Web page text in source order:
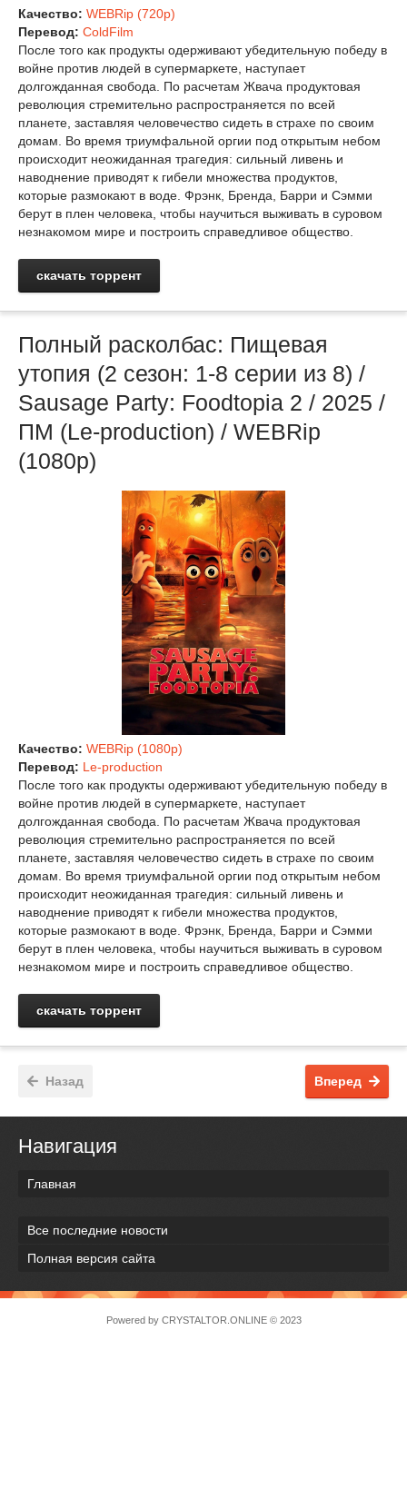
Качество: WEBRip (720p)
Перевод: ColdFilm
После того как продукты одерживают убедительную победу в
войне против людей в супермаркете, наступает
долгожданная свобода. По расчетам Жвача продуктовая
революция стремительно распространяется по всей
планете, заставляя человечество сидеть в страхе по своим
домам. Во время триумфальной оргии под открытым небом
происходит неожиданная трагедия: сильный ливень и
наводнение приводят к гибели множества продуктов,
которые размокают в воде. Фрэнк, Бренда, Барри и Сэмми
берут в плен человека, чтобы научиться выживать в суровом
незнакомом мире и построить справедливое общество.
скачать торрент
Полный расколбас: Пищевая
утопия (2 сезон: 1-8 серии из 8) /
Sausage Party: Foodtopia 2 / 2025 /
ПМ (Le-production) / WEBRip
(1080p)
Качество: WEBRip (1080p)
Перевод: Le-production
После того как продукты одерживают убедительную победу в
войне против людей в супермаркете, наступает
долгожданная свобода. По расчетам Жвача продуктовая
революция стремительно распространяется по всей
планете, заставляя человечество сидеть в страхе по своим
домам. Во время триумфальной оргии под открытым небом
происходит неожиданная трагедия: сильный ливень и
наводнение приводят к гибели множества продуктов,
которые размокают в воде. Фрэнк, Бренда, Барри и Сэмми
берут в плен человека, чтобы научиться выживать в суровом
незнакомом мире и построить справедливое общество.
скачать торрент
Назад Вперед
Навигация
Главная
Все последние новости
Полная версия сайта
Powered by CRYSTALTOR.ONLINE© 2023